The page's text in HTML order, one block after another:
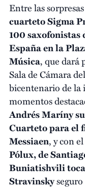
Entre las
cuarteto Sigma
100 saxofonistas
España en la
Música, que dará
Sala de Cámara
bicentenario de la
momentos
Andrés Maríny
Cuarteto para el
Messiaen, y con el
Pólux, de
Buniatishvili
Stravinsky